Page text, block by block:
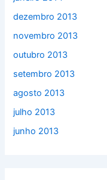
dezembro 2013
novembro 2013
outubro 2013
setembro 2013
agosto 2013
julho 2013
junho 2013